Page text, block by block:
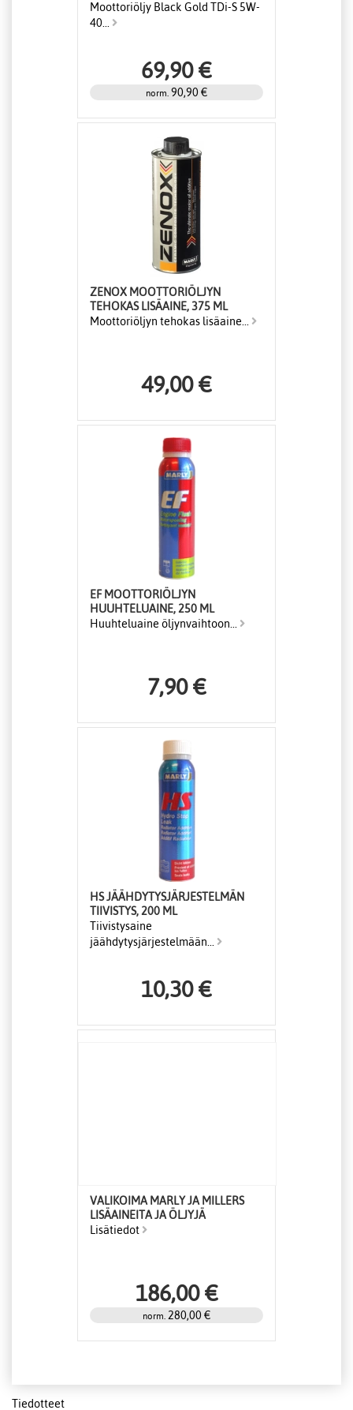
Moottoriöljy Black Gold TDi-S 5W-
40...
69,90 €
norm. 90,90 €
ZENOX MOOTTORIÖLJYN
TEHOKAS LISÄAINE, 375 ML
Moottoriöljyn tehokas lisäaine...
49,00 €
EF MOOTTORIÖLJYN
HUUHTELUAINE, 250 ML
Huuhteluaine öljynvaihtoon...
7,90 €
HS JÄÄHDYTYSJÄRJESTELMÄN
TIIVISTYS, 200 ML
Tiivistysaine
jäähdytysjärjestelmään...
10,30 €
VALIKOIMA MARLY JA MILLERS
LISÄAINEITA JA ÖLJYJÄ
Lisätiedot
186,00 €
norm. 280,00 €
Tiedotteet